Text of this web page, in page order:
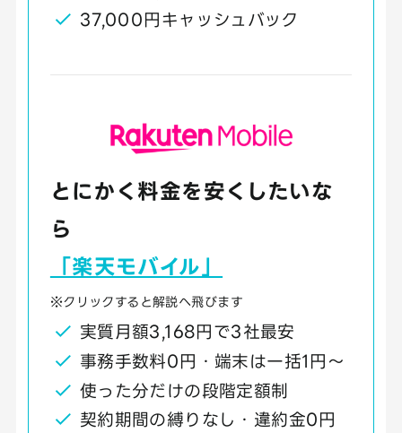
37,000円キャッシュバック
とにかく料金を安くしたいな
ら
「楽天モバイル」
※クリックすると解説へ飛びます
実質月額3,168円で3社最安
事務手数料0円・端末は一括1円〜
使った分だけの段階定額制
契約期間の縛りなし・違約金0円